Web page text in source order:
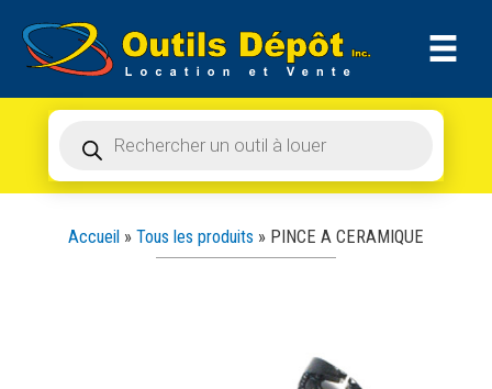
contenu
produits
de
produits
Accueil » Tous les produits » PINCE A CERAMIQUE